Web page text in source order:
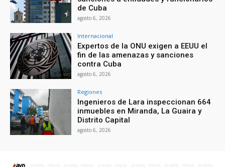
de Cuba
agosto 6, 2026
Internacional
Expertos de la ONU exigen a EEUU el
fin de las amenazas y sanciones
contra Cuba
agosto 6, 2026
Regiones
Ingenieros de Lara inspeccionan 664
inmuebles en Miranda, La Guaira y
Distrito Capital
agosto 6, 2026